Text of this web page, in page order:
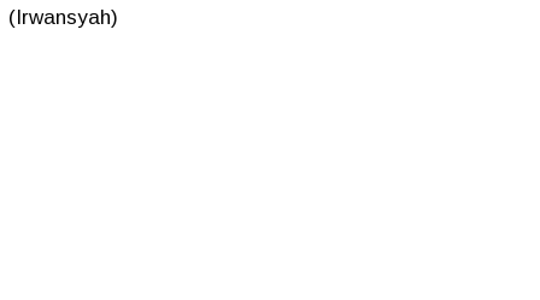
(Irwansyah)